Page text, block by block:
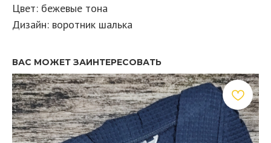
Цвет: бежевые тона
Дизайн: воротник шалька
ВАС МОЖЕТ ЗАИНТЕРЕСОВАТЬ